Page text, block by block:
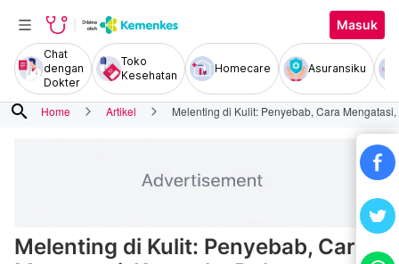
Masuk
Chat
dengan
Dokter
Toko
Kesehatan
Homecare Asuransiku
search Home Artikel Melenting di Kulit: Penyebab, Cara
Melenting di Kulit: Penyebab, Cara